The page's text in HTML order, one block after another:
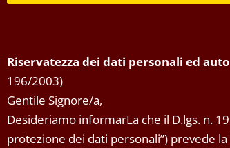
Riservatezza dei dati personali ed
196/2003)
Gentile Signore/a,
Desideriamo informarLa che il D.lgs. n.
protezione dei dati personali”) prevede